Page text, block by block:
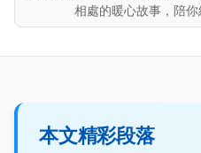
相處的暖心故事，陪你
本文精彩段落